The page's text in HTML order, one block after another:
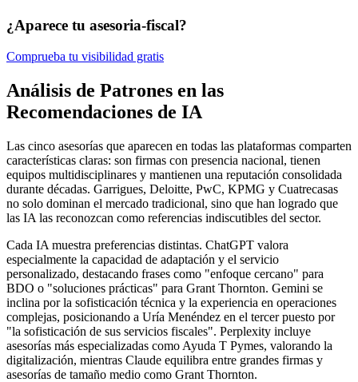
¿Aparece tu asesoria-fiscal?
Comprueba tu visibilidad gratis
Análisis de Patrones en las
Recomendaciones de IA
Las cinco asesorías que aparecen en todas las plataformas comparten
características claras: son firmas con presencia nacional, tienen
equipos multidisciplinares y mantienen una reputación consolidada
durante décadas. Garrigues, Deloitte, PwC, KPMG y Cuatrecasas
no solo dominan el mercado tradicional, sino que han logrado que
las IA las reconozcan como referencias indiscutibles del sector.
Cada IA muestra preferencias distintas. ChatGPT valora
especialmente la capacidad de adaptación y el servicio
personalizado, destacando frases como "enfoque cercano" para
BDO o "soluciones prácticas" para Grant Thornton. Gemini se
inclina por la sofisticación técnica y la experiencia en operaciones
complejas, posicionando a Uría Menéndez en el tercer puesto por
"la sofisticación de sus servicios fiscales". Perplexity incluye
asesorías más especializadas como Ayuda T Pymes, valorando la
digitalización, mientras Claude equilibra entre grandes firmas y
asesorías de tamaño medio como Grant Thornton.